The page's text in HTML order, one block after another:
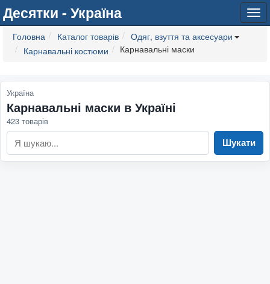
Десятки - Україна
Головна Каталог товарів
Одяг, взуття та аксесуари
Карнавальні костюми
Карнавальні маски
Україна
Карнавальні маски в Україні
423 товарів
Шукати